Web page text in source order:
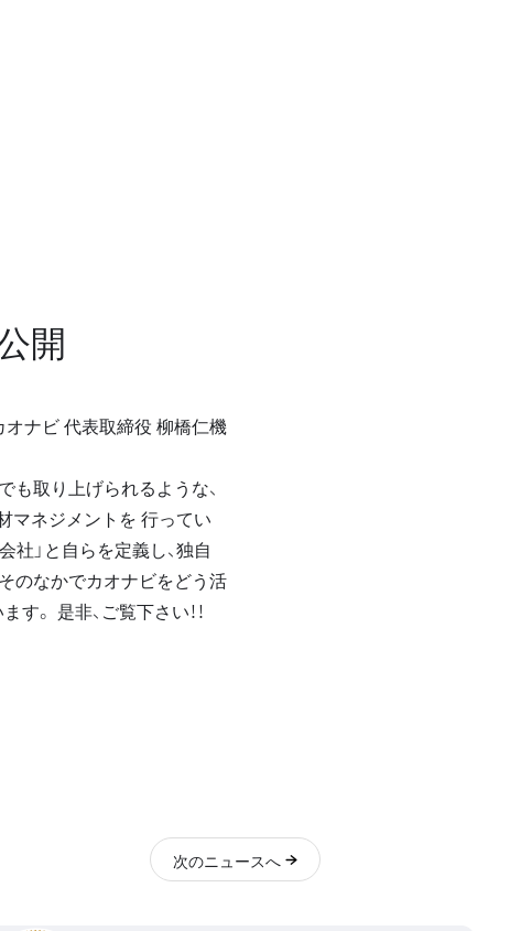
開
ナビ 代表取締役 柳橋仁機
も取り上げられるような、
マネジメントを 行ってい
」と自らを定義し、独自
のなかでカオナビをどう活
。 是非、ご覧下さい！！
次のニュースへ